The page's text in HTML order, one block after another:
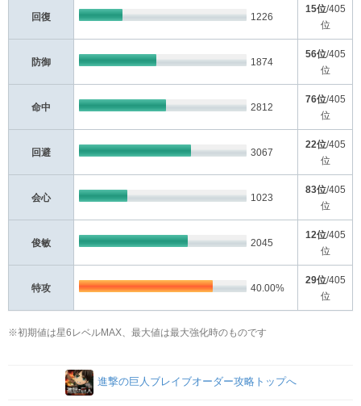
回復 1226
15位/405
位
防御 1874
56位/405
位
命中 2812
76位/405
位
回避 3067
22位/405
位
会心 1023
83位/405
位
俊敏 2045
12位/405
位
特攻 40.00%
29位/405
位
※初期値は星6レベルMAX、最大値は最大強化時のものです
進撃の巨人ブレイブオーダー攻略トップへ